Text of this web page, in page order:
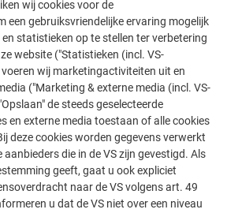
bevestiging en
R.16 vervangen
wij cookies voor de
een gebruiksvriendelijke ervaring mogelijk
statistieken op te stellen ter verbetering
website ("Statistieken (incl. VS-
wij marketingactiviteiten uit en
("Marketing & externe media (incl. VS-
de steeds geselecteerde
en externe media toestaan of alle cookies
deze cookies worden gegevens verwerkt
die in de VS zijn gevestigd. Als
geeft, gaat u ook expliciet
naar de VS volgens art. 49
u dat de VS niet over een niveau